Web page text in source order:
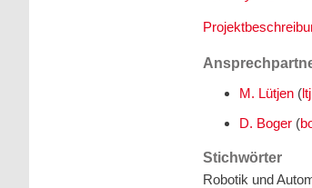
M. Lütjen(
D. Boger(
Stichwörter
Robotik und